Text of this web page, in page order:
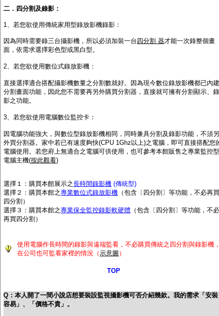
二．四分割及錄影：
1、若您欲使用傳統家用型錄放影機錄影 ：
因為同時需要錄三台攝影機，所以必須加裝一台四分割 器才能一次錄整個畫
面，依需求選擇彩色型或黑白型。
2、若您欲使用數位式錄放影機 ：
直接選擇適合搭配攝影機數量之分割數就好。因為現今數位錄放影機都已內建
分割畫面功能，因此您不需要再另外購買分割器，直接就可擁有分割顯示、錄
影之功能。
3、若您欲使用電腦數位監控卡 ：
因電腦功能強大，與數位型錄放影機相同，同時兼具分割及錄影功能，不須另
外買分割器。家中若已有速度夠快(CPU 1Ghz以上)之電腦，即可直接搭配您
電腦使用。若您府上無適合之電腦可供使用，也可參考本館販售之專業監控型
電腦主機(按此觀看)
選擇１：購買本館展示之長時間錄影機 (傳統型)
選擇２ ：購買本館之專業數位式錄放影機 （包含〔四分割〕等功能，不必再買
四分割）
選擇３：購買本館之專業保全監控錄影軟硬體 （包含〔四分割〕等功能，不必
再買四分割）
使用電腦作長時間的錄影與遠端監看，不必購買傳統之四分割與錄影機
在公司也可監看家裡的情況（示意圖 ）
TOP
Q：本人開了一間小說店想要裝設監視攝影機可否介紹幾款。我的需求「安裝
容易」、「價格不貴」。